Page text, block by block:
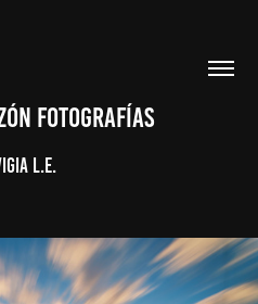
FOTOGRAFÍAS
L.E.